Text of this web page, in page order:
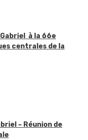
à la 66e
centrales de la
– Réunion de